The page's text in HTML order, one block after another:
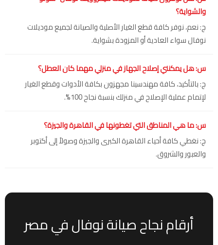
والشواية؟
ج: نعم، نوفر كافة قطع الغيار الأصلية والصيانة لجميع موديلات
نوفال سواء العادية أو المزودة بشواية.
س: هل يمكنني إصلاح الجهاز في منزلي مهما كان العطل؟
ج: بالتأكيد، كافة مهندسينا مجهزون بكافة الأدوات وقطع الغيار
لإتمام عملية الإصلاح في منزلك بنسبة نجاح 100%.
س: ما هي المناطق التي تغطونها في القاهرة والجيزة؟
ج: نغطي كافة أحياء القاهرة الكبرى والجيزة وصولاً إلى أكتوبر
والعبور والشروق.
أرقام نجاح صيانة نوفال في مصر